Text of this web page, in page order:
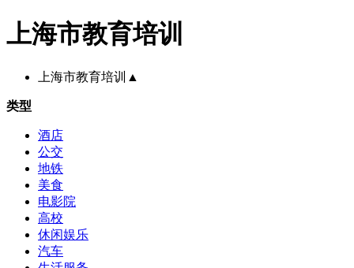
上海市教育培训
上海市教育培训 ▲
类型
酒店
公交
地铁
美食
电影院
高校
休闲娱乐
汽车